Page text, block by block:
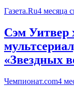
Газета.Ru4 месяца
Сэм Уитвер
«Звездных
Чемпионат.com4